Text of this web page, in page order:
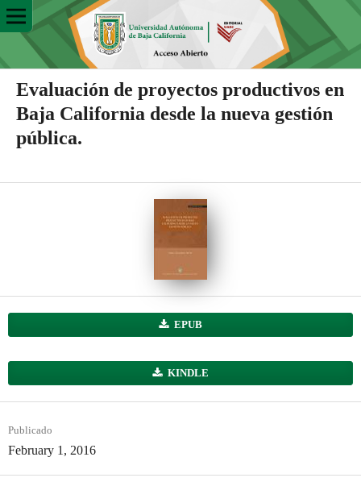
Evaluación de proyectos productivos en
Baja California desde la nueva gestión
pública.
EPUB
KINDLE
Publicado
February 1, 2016